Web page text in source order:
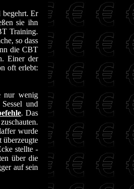
begehrt. Er
sie ihn
Training.
so dass
die CBT
Einer der
oft erlebt:
nur wenig
und
. Das
wurde
überzeugte
stellte -
über die
auf sein